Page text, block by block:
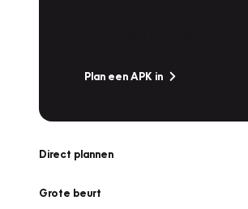
Plan een APK in
Direct plannen
Grote beurt